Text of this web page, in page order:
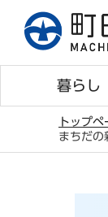
暮らし
トップペ
まちだの